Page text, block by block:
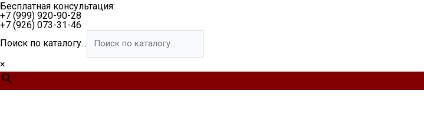
Бесплатная консультация:
+7 (999) 920-90-28
+7 (926) 073-31-46
Поиск по каталогу...
×